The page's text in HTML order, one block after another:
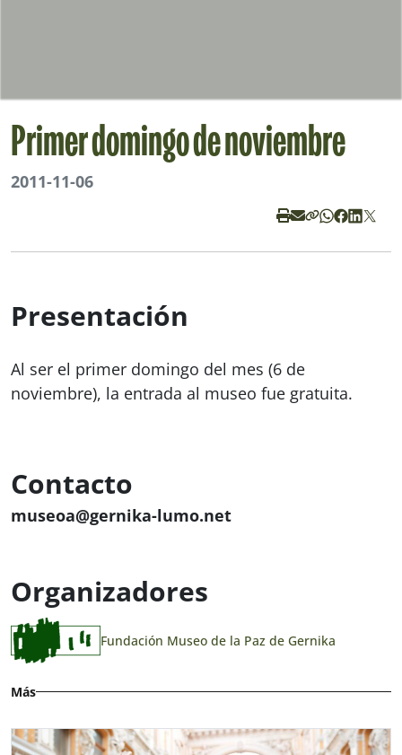
Primer domingo de noviembre
2011-11-06
Presentación
Al ser el primer domingo del mes (6 de
noviembre), la entrada al museo fue gratuita.
Contacto
museoa@gernika-lumo.net
Organizadores
Fundación Museo de la Paz de Gernika
Más